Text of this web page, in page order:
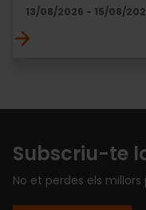
13/08/2026 - 15/08/
Subscriu-te
No et perdes els